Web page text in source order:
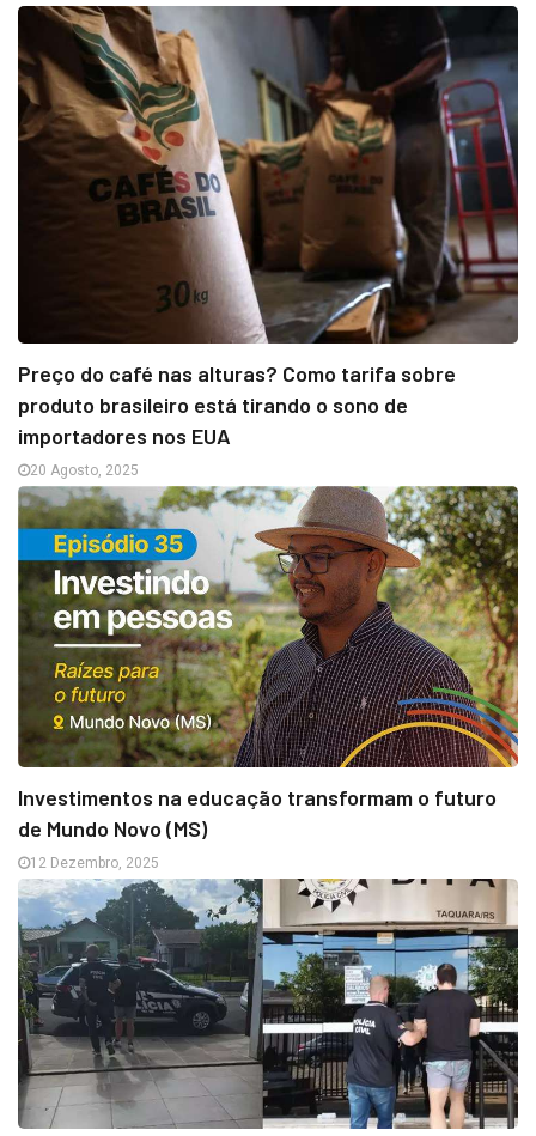
Preço do café nas alturas? Como tarifa sobre
produto brasileiro está tirando o sono de
importadores nos EUA
20 Agosto, 2025
Investimentos na educação transformam o futuro
de Mundo Novo (MS)
12 Dezembro, 2025